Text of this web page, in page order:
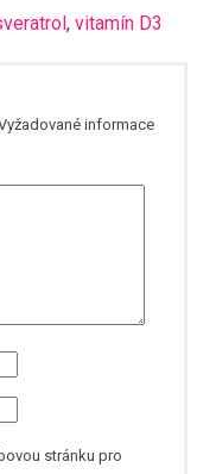
, vitamín D3
informace
stránku pro